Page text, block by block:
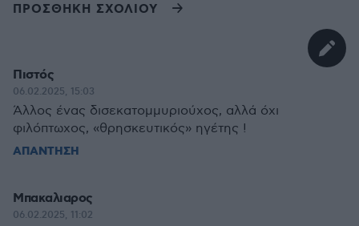
ΠΡΟΣΘΗΚΗ ΣΧΟΛΙΟΥ
Πιστός
06.02.2025, 15:03
Άλλος ένας δισεκατομμυριούχος, αλλά όχι
φιλόπτωχος, «θρησκευτικός» ηγέτης !
ΑΠΑΝΤΗΣΗ
Μπακαλιαρος
06.02.2025, 11:02